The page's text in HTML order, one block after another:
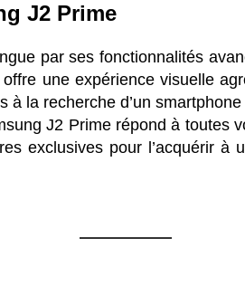
J2 Prime
par ses fonctionnalités
une expérience visuelle
la recherche d’un
J2 Prime répond à toutes
exclusives pour l’acquérir